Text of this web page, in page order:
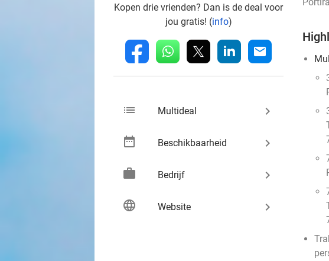
Kopen drie vrienden? Dan is de deal voor
jou gratis! (info)
fb whatsapp linkedin mail
list Multideal keyboard_arrow_right
date_range Beschikbaarheid keyboard_arrow_right
work Bedrijf keyboard_arrow_right
language Website keyboard_arrow_right